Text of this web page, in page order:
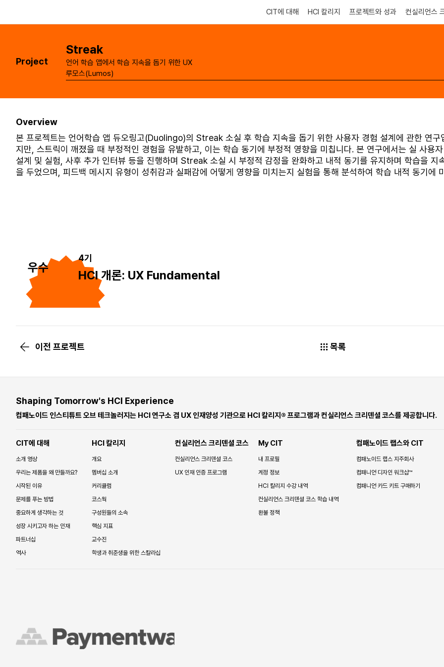
CIT에 대해 HCI 칼리지 프로젝트와 성과 컨실리언스
Project
Streak
언어 학습 앱에서 학습 지속을 돕기 위한 UX
루모스(Lumos)
Overview
본 프로젝트는 언어학습 앱 듀오링고(Duolingo)의 Streak 소실 후 학습 지속을 돕기 위한 사용자 경험 설계에 관한 연
지만, 스트릭이 깨졌을 때 부정적인 경험을 유발하고, 이는 학습 동기에 부정적 영향을 미칩니다. 본 연구에서는 실 사용
설계 및 실험, 사후 추가 인터뷰 등을 진행하며 Streak 소실 시 부정적 감정을 완화하고 내적 동기를 유지하며 학습을 지
을 두었으며, 피드백 메시지 유형이 성취감과 실패감에 어떻게 영향을 미치는지 실험을 통해 분석하여 학습 내적 동기에
우수
4기
HCI 개론: UX Fundamental
이전 프로젝트 목록
Shaping Tomorrow's HCI Experience
컴패노이드 인스티튜트 오브 테크놀러지는 HCI 연구소 겸 UX 인재양성 기관으로 HCI 칼리지® 프로그램과 컨실리언스 크리덴셜 코스를 제공합니다.
CIT에 대해
소개 영상
우리는 제품을 왜 만들까요?
시작된 이유
문제를 푸는 방법
중요하게 생각하는 것
성장 시키고자 하는 인재
파트너십
역사
HCI 칼리지
개요
멤버십 소개
커리큘럼
코스웍
구성원들의 소속
핵심 지표
교수진
학생과 취준생을 위한 스칼라십
컨실리언스 크리덴셜 코스
컨실리언스 크리덴셜 코스
UX 인재 인증 프로그램
My CIT
내 프로필
계정 정보
HCI 칼리지 수강 내역
컨실리언스 크리덴셜 코스 학습 내역
환불 정책
컴패노이드 랩스와 CIT
컴패노이드 랩스 지주회사
컴패니언 디자인 워크샵™
컴패니언 카드 키트 구매하기